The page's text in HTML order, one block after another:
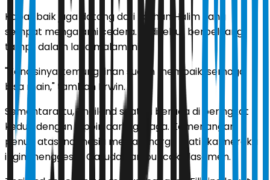
Kabar baik juga datang dari Farhan Halim yang
sempat mengalami cedera. Ia disebut berpeluang
tampil dalam laga malam ini.
"Kondisinya kemungkinan sudah membaik, semoga
bisa main," tambah Erwin.
Sementara itu, Thailand saat ini berada di peringkat
kedua dengan 6 poin dari tiga laga. Kemenangan
penuh atas Indonesia menjadi harga mati jika mereka
ingin menggeser Garuda dari puncak klasemen.